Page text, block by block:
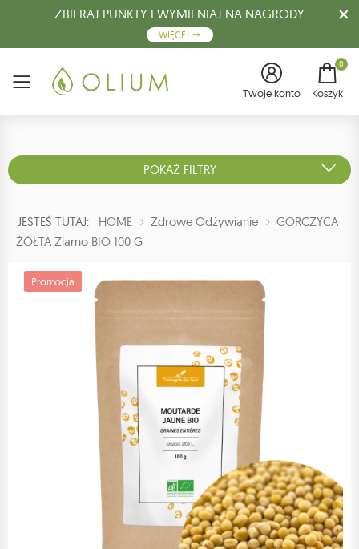
ZBIERAJ PUNKTY I WYMIENIAJ NA NAGRODY
WIĘCEJ
Menu Twoje konto
0
Koszyk
POKAŻ FILTRY
JESTEŚ TUTAJ: HOME Zdrowe Odżywianie
GORCZYCA
ŻÓŁTA Ziarno BIO 100 G
Promocja